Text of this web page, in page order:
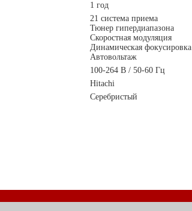
1 год
21 система приема
Тюнер гипердиапазона
Скоростная модуляция
Динамическая фокусировка
Автовольтаж
100-264 В / 50-60 Гц
Hitachi
Серебристый